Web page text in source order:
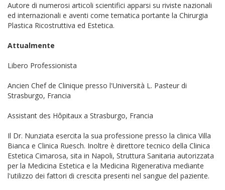
Autore di numerosi articoli scientifici apparsi su riviste nazionali
ed internazionali e aventi come tematica portante la Chirurgia
Plastica Ricostruttiva ed Estetica.
Attualmente
Libero Professionista
Ancien Chef de Clinique presso l'Università L. Pasteur di
Strasburgo, Francia
Assistant des Hôpitaux a Strasburgo, Francia
Il Dr. Nunziata esercita la sua professione presso la clinica Villa
Bianca e Clinica Ruesch. Inoltre è direttore tecnico della Clinica
Estetica Cimarosa, sita in Napoli, Struttura Sanitaria autorizzata
per la Medicina Estetica e la Medicina Rigenerativa mediante
l'utilizzo dei fattori di crescita presenti nel sangue del paziente.